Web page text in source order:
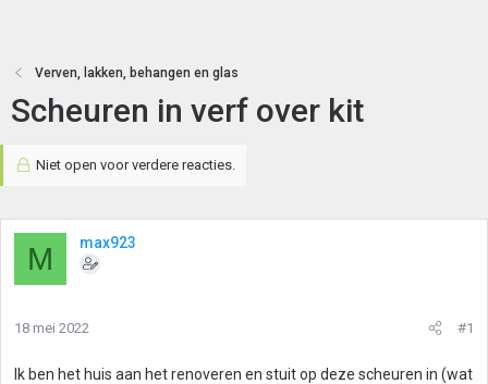
Verven, lakken, behangen en glas
Scheuren in verf over kit
Niet open voor verdere reacties.
M max923
18 mei 2022 #1
Ik ben het huis aan het renoveren en stuit op deze scheuren in (wat